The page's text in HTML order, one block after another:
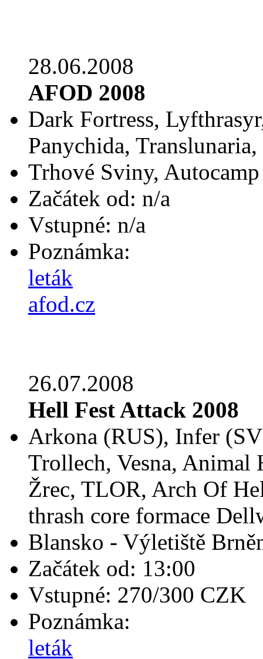
28.06.2008
AFOD 2008
Dark Fortress,
Panychida,
Trhové Sviny, Autocamp
Začátek od: n/a
Vstupné: n/a
Poznámka:
leták
afod.cz
26.07.2008
Hell Fest Attack 2008
Arkona (RUS), Infer
Trollech, Vesna, Animal
Žrec, TLOR, Arch Of
thrash core formace
Blansko - Výletiště
Začátek od: 13:00
Vstupné: 270/300 CZK
Poznámka:
leták